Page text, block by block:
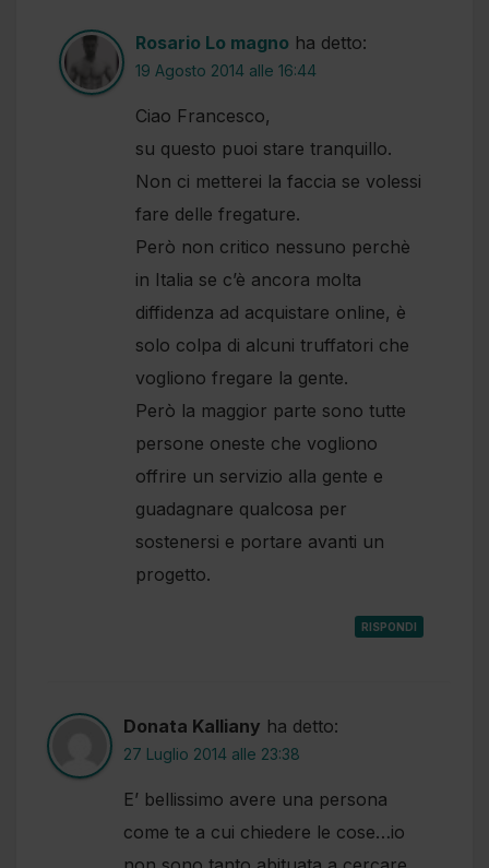
Rosario Lo magno ha detto:
19 Agosto 2014 alle 16:44
Ciao Francesco,
su questo puoi stare tranquillo.
Non ci metterei la faccia se volessi
fare delle fregature.
Però non critico nessuno perchè
in Italia se c’è ancora molta
diffidenza ad acquistare online, è
solo colpa di alcuni truffatori che
vogliono fregare la gente.
Però la maggior parte sono tutte
persone oneste che vogliono
offrire un servizio alla gente e
guadagnare qualcosa per
sostenersi e portare avanti un
progetto.
RISPONDI
Donata Kalliany ha detto:
27 Luglio 2014 alle 23:38
E’ bellissimo avere una persona
come te a cui chiedere le cose…io